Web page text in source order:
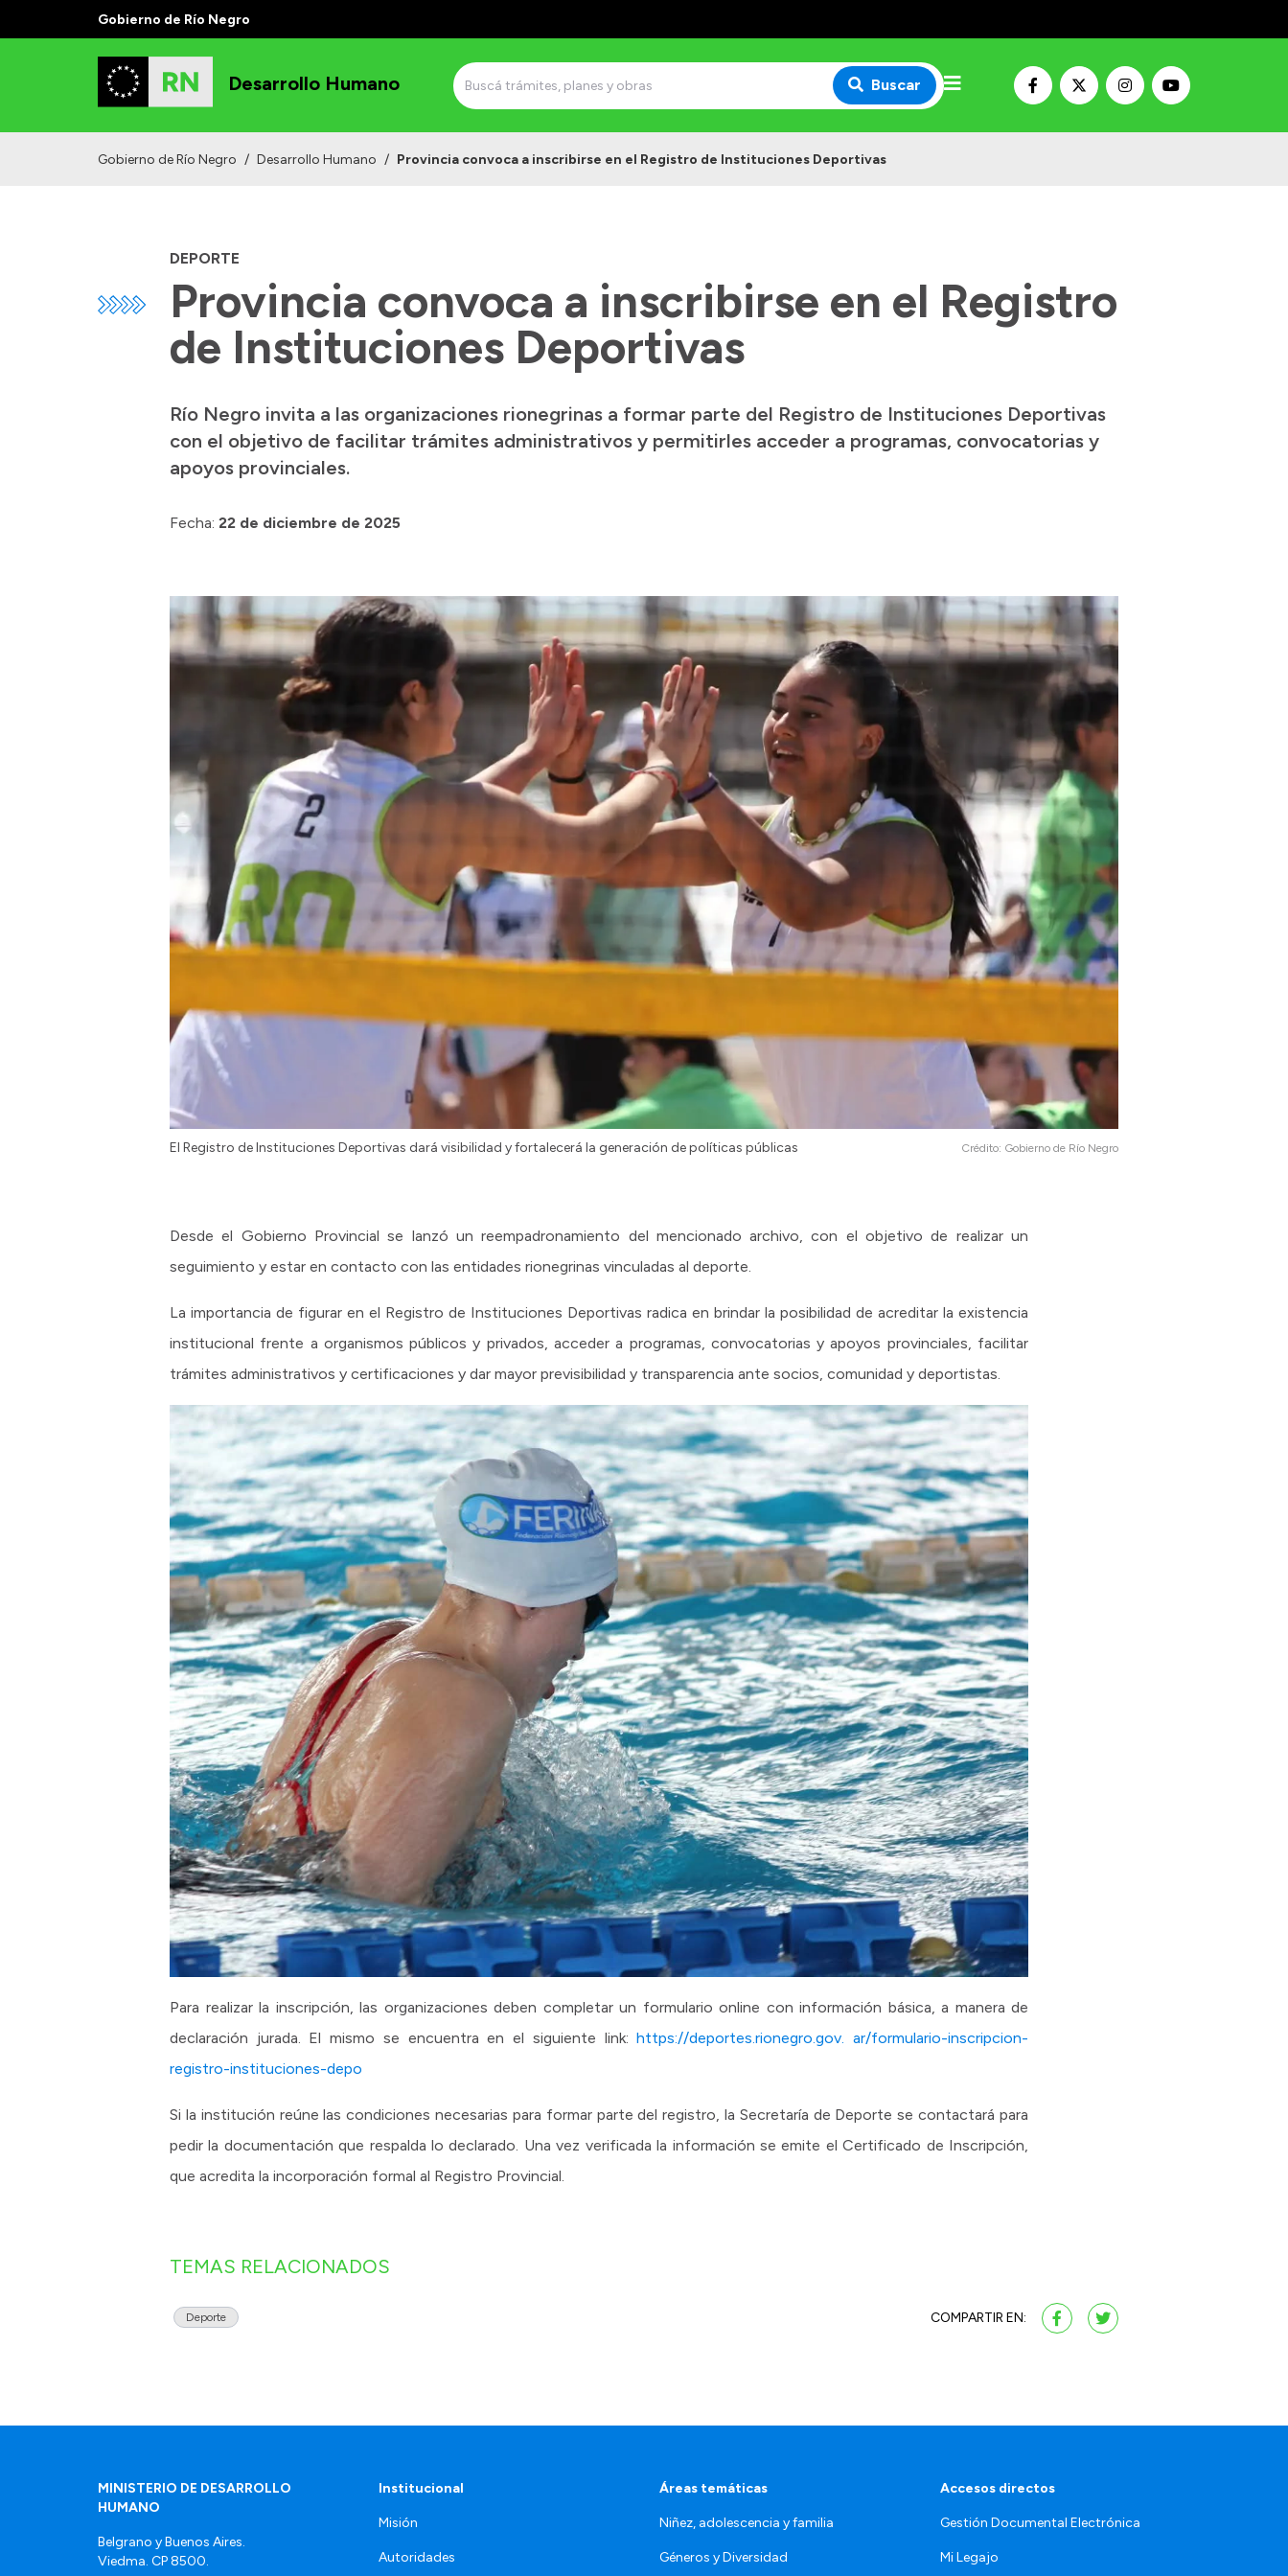
Gobierno de Río Negro
Desarrollo Humano Buscar
Gobierno de Río Negro / Desarrollo Humano / Provincia convoca a inscribirse en el Registro de Instituciones Deportivas
DEPORTE
Provincia convoca a inscribirse en el Registro
de Instituciones Deportivas
Río Negro invita a las organizaciones rionegrinas a formar parte del Registro de Instituciones Deportivas
con el objetivo de facilitar trámites administrativos y permitirles acceder a programas, convocatorias y
apoyos provinciales.
Fecha: 22 de diciembre de 2025
El Registro de Instituciones Deportivas dará visibilidad y fortalecerá la generación de políticas públicas Crédito: Gobierno de Río Negro
Desde el Gobierno Provincial se lanzó un reempadronamiento del mencionado archivo, con el objetivo de realizar un
seguimiento y estar en contacto con las entidades rionegrinas vinculadas al deporte.
La importancia de figurar en el Registro de Instituciones Deportivas radica en brindar la posibilidad de acreditar la existencia
institucional frente a organismos públicos y privados, acceder a programas, convocatorias y apoyos provinciales, facilitar
trámites administrativos y certificaciones y dar mayor previsibilidad y transparencia ante socios, comunidad y deportistas.
Para realizar la inscripción, las organizaciones deben completar un formulario online con información básica, a manera de
declaración jurada. El mismo se encuentra en el siguiente link:https://deportes.rionegro.gov. ar/formulario-inscripcion-
registro-instituciones-depo
Si la institución reúne las condiciones necesarias para formar parte del registro, la Secretaría de Deporte se contactará para
pedir la documentación que respalda lo declarado. Una vez verificada la información se emite el Certificado de Inscripción,
que acredita la incorporación formal al Registro Provincial.
TEMAS RELACIONADOS
Deporte COMPARTIR EN:
MINISTERIO DE DESARROLLO
HUMANO
Belgrano y Buenos Aires.
Viedma. CP 8500.
Institucional
Misión
Autoridades
Áreas temáticas
Niñez, adolescencia y familia
Géneros y Diversidad
Accesos directos
Gestión Documental Electrónica
Mi Legajo